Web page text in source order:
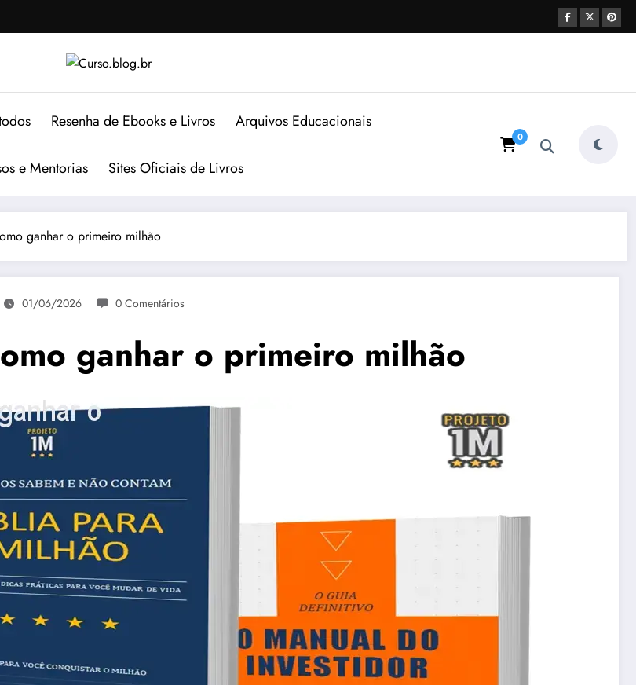
Resenha de Ebooks e Livros Arquivos Educacionais
e Mentorias Sites Oficiais de Livros
0
ganhar o primeiro milhão
01/06/2026 0 Comentários
ganhar o primeiro milhão